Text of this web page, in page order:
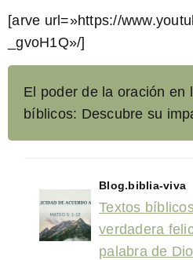
[arve url=»https://
_gvoH1Q»/]
El poder de la oración en
bíblicos: Descubre su
Blog.biblia-viva
Textos
verdadera
palabra de